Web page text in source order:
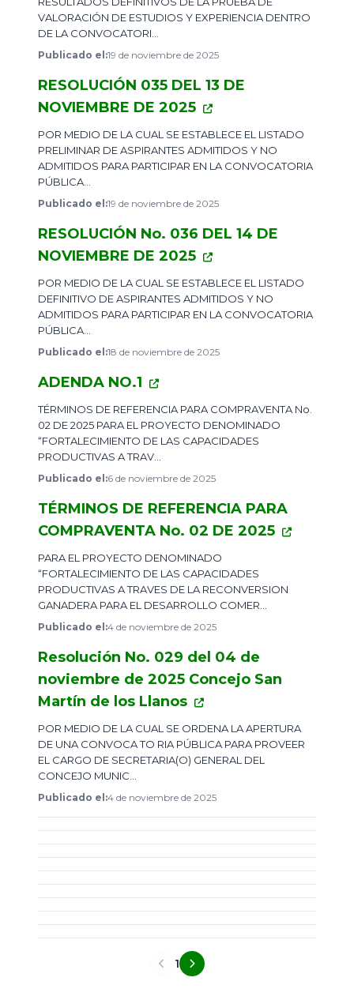
VALORACIÓN DE ESTUDIOS Y EXPERIENCIA DENTRO
DE LA CONVOCATORI...
Publicado el:19 de noviembre de 2025
RESOLUCIÓN 035 DEL 13 DE
NOVIEMBRE DE 2025
​POR MEDIO DE LA CUAL SE ESTABLECE EL LISTADO
PRELIMINAR DE ASPIRANTES ADMITIDOS Y NO
ADMITIDOS PARA PARTICIPAR EN LA CONVOCATORIA
PÚBLICA...
Publicado el:19 de noviembre de 2025
RESOLUCIÓN No. 036 DEL 14 DE
NOVIEMBRE DE 2025
​POR MEDIO DE LA CUAL SE ESTABLECE EL LISTADO
DEFINITIVO DE ASPIRANTES ADMITIDOS Y NO
ADMITIDOS PARA PARTICIPAR EN LA CONVOCATORIA
PÚBLICA...
Publicado el:18 de noviembre de 2025
ADENDA NO.1
​TÉRMINOS DE REFERENCIA PARA COMPRAVENTA No.
02 DE 2025 PARA EL PROYECTO DENOMINADO
“FORTALECIMIENTO DE LAS CAPACIDADES
PRODUCTIVAS A TRAV...
Publicado el:6 de noviembre de 2025
TÉRMINOS DE REFERENCIA PARA
COMPRAVENTA No. 02 DE 2025
​PARA EL PROYECTO DENOMINADO
“FORTALECIMIENTO DE LAS CAPACIDADES
PRODUCTIVAS A TRAVES DE LA RECONVERSION
GANADERA PARA EL DESARROLLO COMER...
Publicado el:4 de noviembre de 2025
Resolución No. 029 del 04 de
noviembre de 2025 Concejo San
Martín de los Llanos
​POR MEDIO DE LA CUAL SE ORDENA LA APERTURA
DE UNA CONVOCA TO RIA PÚBLICA PARA PROVEER
EL CARGO DE SECRETARIA(O) GENERAL DEL
CONCEJO MUNIC...
Publicado el:4 de noviembre de 2025
1